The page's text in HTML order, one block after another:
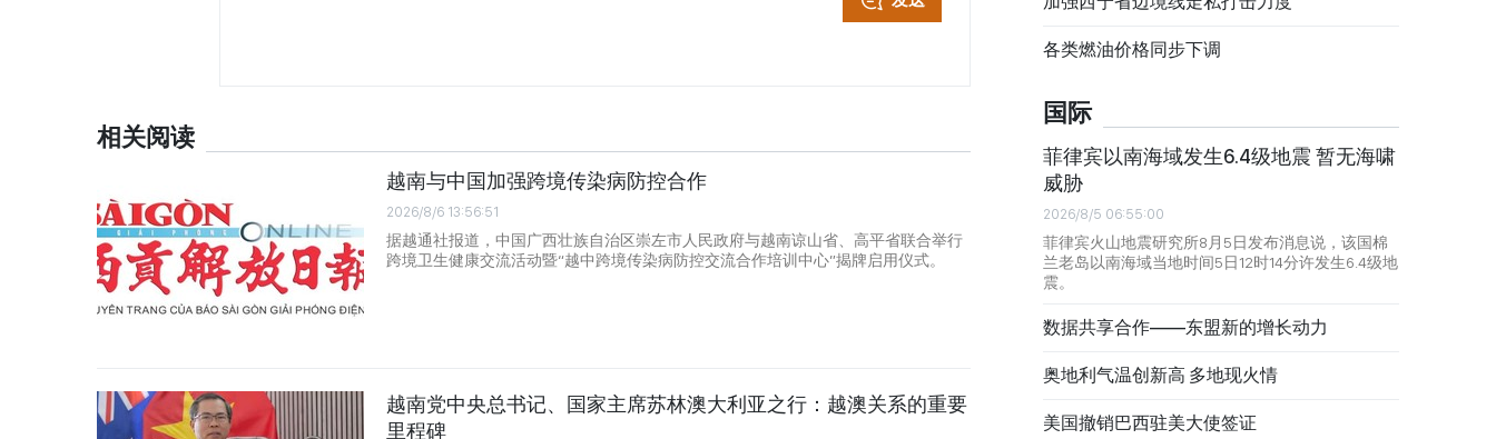
相关阅读
越南与中国加强跨境传染病防控合作
2026/8/6 13:56:51
据越通社报道，中国广西壮族自治区崇左市人民政府与越南谅山省、高平省联合举行
跨境卫生健康交流活动暨“越中跨境传染病防控交流合作培训中心”揭牌启用仪式。
越南党中央总书记、国家主席苏林澳大利亚之行：越澳关系的重要
里程碑
各类燃油价格同步下调
国际
菲律宾以南海域发生6.4级地震 暂无海啸
威胁
2026/8/5 06:55:00
菲律宾火山地震研究所8月5日发布消息说，该国棉
兰老岛以南海域当地时间5日12时14分许发生6.4级地
震。
数据共享合作——东盟新的增长动力
奥地利气温创新高 多地现火情
美国撤销巴西驻美大使签证